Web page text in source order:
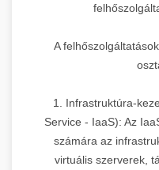
A
1. Infrastruktúra-
Service - IaaS): Az
számára az
virtuális szerverek,